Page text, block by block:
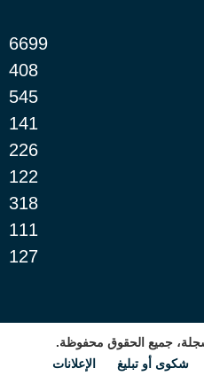
6699
408
545
141
226
122
318
111
127
شكوى أو تبليغ الإعلانات